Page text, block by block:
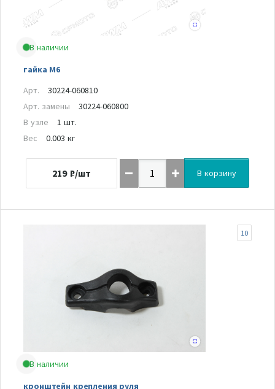
В наличии
гайка М6
Арт.
30224-060810
Арт. замены
30224-060800
В узле
1 шт.
Вес
0.003 кг
219 ₽/шт В корзину
В наличии
кронштейн крепления руля
10